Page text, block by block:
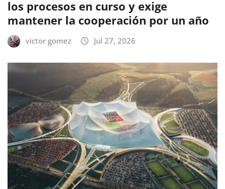
los procesos en curso y exige
mantener la cooperación por un año
victor gomez Jul 27, 2026